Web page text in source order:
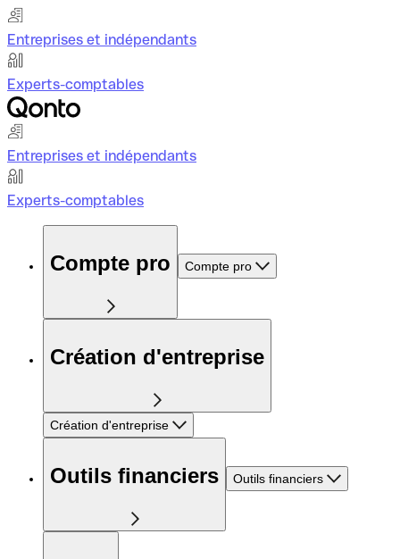
Entreprises et indépendants
Experts-comptables
Entreprises et indépendants
Experts-comptables
Compte pro Compte pro
Création d'entreprise
Création d'entreprise
Outils financiers Outils financiers